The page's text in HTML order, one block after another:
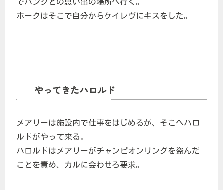
でハンクとの思い出の場所へ行く。
ホークはそこで自分からケイレヴにキスをした。
やってきたハロルド
メアリーは施設内で仕事をはじめるが、そこへハロ
ルドがやって来る。
ハロルドはメアリーがチャンピオンリングを盗んだ
ことを責め、カルに会わせろ要求。